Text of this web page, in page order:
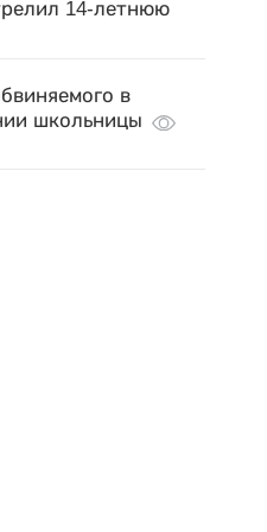
14-летнюю
в
школьницы